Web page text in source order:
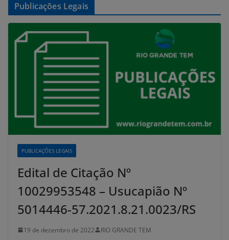
Publicações Legais
PUBLICAÇÕES LEGAIS
Edital de Citação Nº
10029953548 – Usucapião Nº
5014446-57.2021.8.21.0023/RS
19 de dezembro de 2022 RIO GRANDE TEM